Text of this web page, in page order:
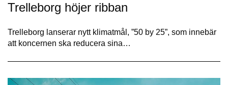
Trelleborg höjer ribban
Trelleborg lanserar nytt klimatmål, ”50 by 25”, som innebär
att koncernen ska reducera sina…